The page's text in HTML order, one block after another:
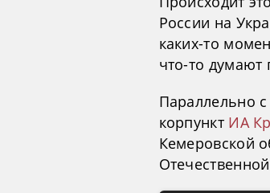
России на
каких-то
что-то думают
Параллельно
корпункт ИА
Кемеровской